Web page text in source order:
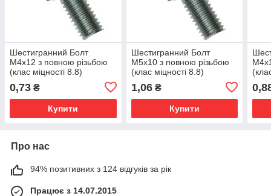
Шестигранний Болт
М4х12 з повною різьбою
(клас міцності 8.8)
0,73 ₴
Купити
Шестигранний Болт
М5х10 з повною різьбою
(клас міцності 8.8)
1,06₴
Купити
Про нас
94% позитивних з 124 відгуків за рік
Працює з 14.07.2015